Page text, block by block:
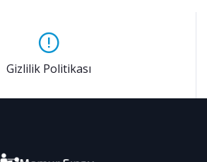
Gizlilik Politikası